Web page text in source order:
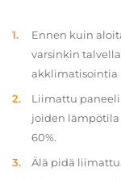
Ennen kuin
varsinkin
akklimatisointia
Liimattu
joiden lämpötila
60%.
Älä pidä